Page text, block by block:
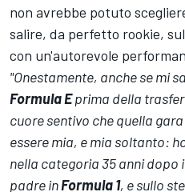
non avrebbe potuto
salire, da perfetto rookie,
con un'autorevole
"Onestamente, anche se mi
Formula Eprima della
cuore sentivo che quella
essere mia, e mia soltanto:
nella categoria 35 anni dopo
padre inFormula 1, e sullo